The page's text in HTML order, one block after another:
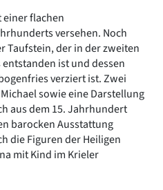
einer flachen
versehen. Noch
Taufstein, der in der zweiten
ist und dessen
verziert ist. Zwei
sowie eine Darstellung
aus dem 15. Jahrhundert
barocken Ausstattung
die Figuren der Heiligen
mit Kind im Krieler